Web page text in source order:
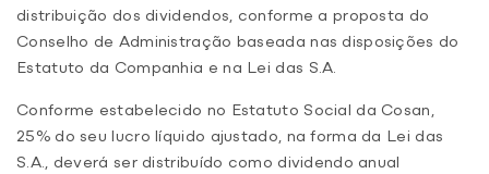
distribuição dos dividendos, conforme a proposta do
Conselho de Administração baseada nas disposições do
Estatuto da Companhia e na Lei das S.A.
Conforme estabelecido no Estatuto Social da Cosan,
25% do seu lucro líquido ajustado, na forma da Lei das
S.A., deverá ser distribuído como dividendo anual